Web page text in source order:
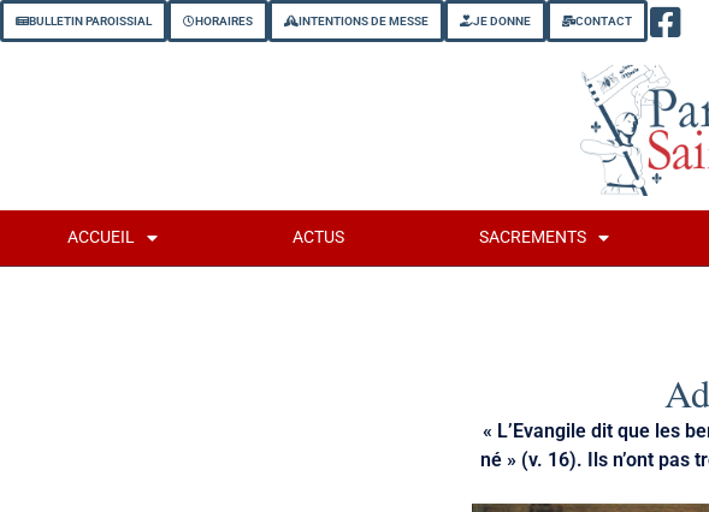
BULLETIN PAROISSIAL HORAIRES INTENTIONS DE MESSE JE DONNE CONTACT
ACCUEIL ACTUS SACREMENTS
« L’Evangile dit que les
né » (v. 16). Ils n’ont pas